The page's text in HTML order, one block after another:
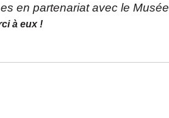
en partenariat avec le Musée
à eux !